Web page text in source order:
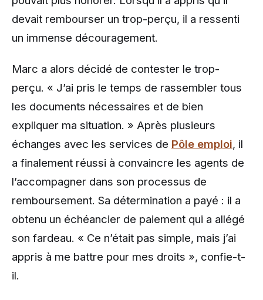
devait rembourser un trop-perçu, il a ressenti
un immense découragement.
Marc a alors décidé de contester le trop-
perçu. « J’ai pris le temps de rassembler tous
les documents nécessaires et de bien
expliquer ma situation. » Après plusieurs
échanges avec les services de Pôle emploi, il
a finalement réussi à convaincre les agents de
l’accompagner dans son processus de
remboursement. Sa détermination a payé : il a
obtenu un échéancier de paiement qui a allégé
son fardeau. « Ce n’était pas simple, mais j’ai
appris à me battre pour mes droits », confie-t-
il.